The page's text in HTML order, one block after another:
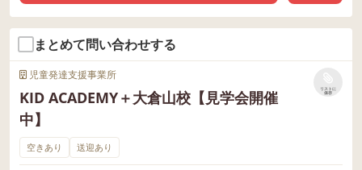
まとめて問い合わせする
児童発達支援事業所
KID ACADEMY＋大倉山校【見学会開催
中】
リストに
保存
空きあり 送迎あり